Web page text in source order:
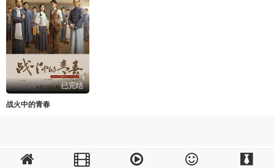
已完结
战火中的青春